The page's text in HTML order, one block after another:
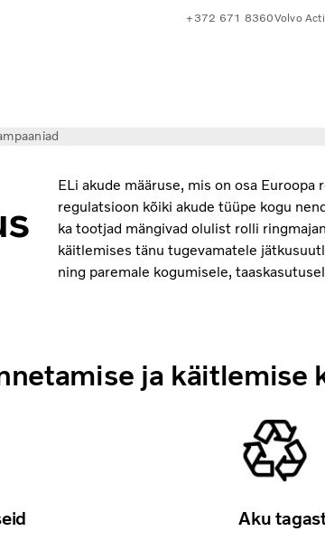
+372 671 8360Volvo
ELi akude määruse, mis on osa
regulatsioon kõiki akude tüüpe kogu
ka tootjad mängivad olulist rolli
käitlemises tänu tugevamatele
ning paremale kogumisele,
ja käitlemise
Aku